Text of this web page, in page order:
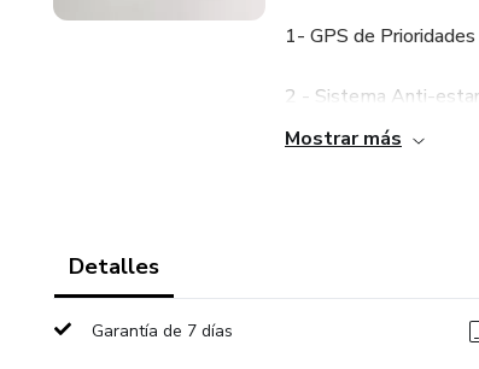
1- GPS de Prioridades
2 - Sistema Anti-
Mostrar más
Detalles
Garantía de 7 días